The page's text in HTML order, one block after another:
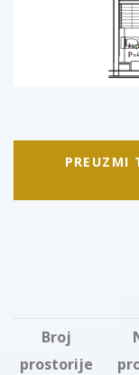
PREUZMI
Broj
prostorije